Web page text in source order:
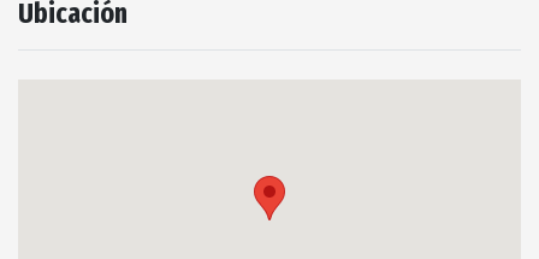
Ubicación